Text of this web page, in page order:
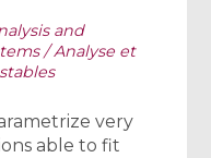
and
/ Analyse et
very
able to fit